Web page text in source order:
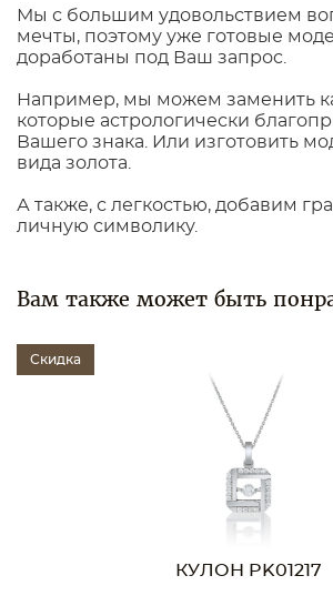
Мы с большим удовольствием
мечты, поэтому уже готовые
доработаны под Ваш запрос.
Например, мы можем заменить
которые астрологически
Вашего знака. Или изготовить
вида золота.
А также, с легкостью, добавим
личную символику.
Вам также может быть
Скидка
КУЛОН PK01217